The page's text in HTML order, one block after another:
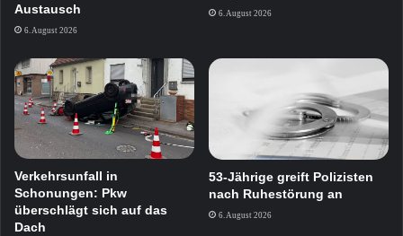
Austausch
6. August 2026
6. August 2026
Verkehrsunfall in
Schonungen: Pkw
überschlägt sich auf das
Dach
53-Jährige greift Polizisten
nach Ruhestörung an
6. August 2026